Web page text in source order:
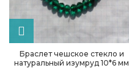
Браслет чешское стекло и
натуральный изумруд 10*6 мм